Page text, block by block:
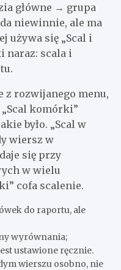
główne → grupa
niewinnie, ale ma
używa się „Scal i
naraz: scala i
z rozwijanego menu,
komórki”
było. „Scal w
wiersz w
się przy
w wielu
cofa scalenie.
do raportu, ale
wyrównania;
ustawione ręcznie.
wierszu osobno, nie